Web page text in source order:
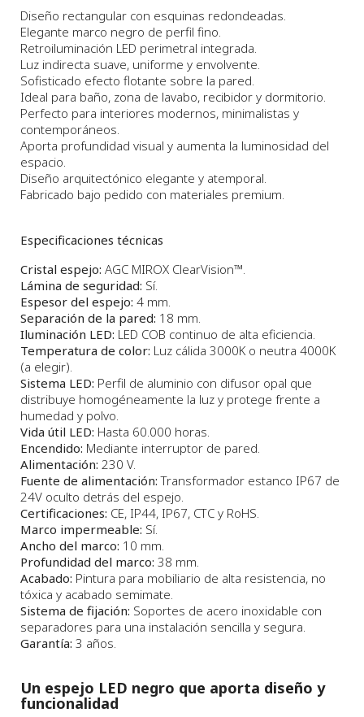
Diseño rectangular con esquinas redondeadas.
Elegante marco negro de perfil fino.
Retroiluminación LED perimetral integrada.
Luz indirecta suave, uniforme y envolvente.
Sofisticado efecto flotante sobre la pared.
Ideal para baño, zona de lavabo, recibidor y dormitorio.
Perfecto para interiores modernos, minimalistas y
contemporáneos.
Aporta profundidad visual y aumenta la luminosidad del
espacio.
Diseño arquitectónico elegante y atemporal.
Fabricado bajo pedido con materiales premium.
Especificaciones técnicas
Cristal espejo: AGC MIROX ClearVision™.
Lámina de seguridad: Sí.
Espesor del espejo: 4 mm.
Separación de la pared: 18 mm.
Iluminación LED: LED COB continuo de alta eficiencia.
Temperatura de color: Luz cálida 3000K o neutra 4000K
(a elegir).
Sistema LED: Perfil de aluminio con difusor opal que
distribuye homogéneamente la luz y protege frente a
humedad y polvo.
Vida útil LED: Hasta 60.000 horas.
Encendido: Mediante interruptor de pared.
Alimentación: 230 V.
Fuente de alimentación: Transformador estanco IP67 de
24V oculto detrás del espejo.
Certificaciones: CE, IP44, IP67, CTC y RoHS.
Marco impermeable: Sí.
Ancho del marco: 10 mm.
Profundidad del marco: 38 mm.
Acabado: Pintura para mobiliario de alta resistencia, no
tóxica y acabado semimate.
Sistema de fijación: Soportes de acero inoxidable con
separadores para una instalación sencilla y segura.
Garantía: 3 años.
Un espejo LED negro que aporta diseño y
funcionalidad